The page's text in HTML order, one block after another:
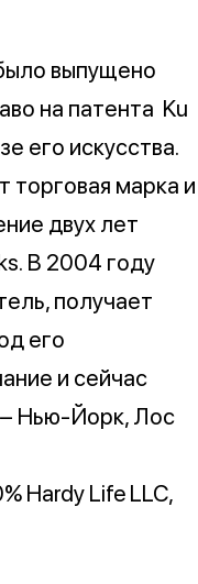
выпущено
на патента Ku
его искусства.
торговая марка и
двух лет
В 2004 году
получает
его
и сейчас
– Нью-Йорк, Лос
Hardy Life LLC,